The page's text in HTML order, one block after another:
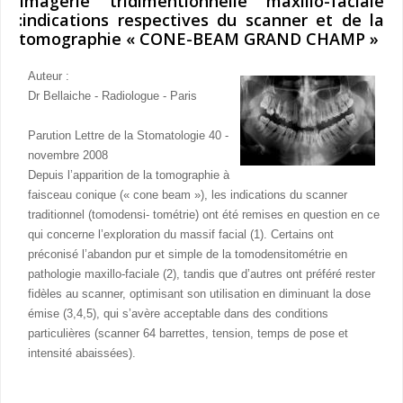
:indications respectives du scanner et de la
tomographie « CONE-BEAM GRAND CHAMP »
Auteur :
Dr Bellaiche - Radiologue - Paris
Parution Lettre de la Stomatologie 40 -
novembre 2008
Depuis l’apparition de la tomographie à
faisceau conique (« cone beam »), les indications du scanner
traditionnel (tomodensi- tométrie) ont été remises en question en ce
qui concerne l’exploration du massif facial (1). Certains ont
préconisé l’abandon pur et simple de la tomodensitométrie en
pathologie maxillo-faciale (2), tandis que d’autres ont préféré rester
fidèles au scanner, optimisant son utilisation en diminuant la dose
émise (3,4,5), qui s’avère acceptable dans des conditions
particulières (scanner 64 barrettes, tension, temps de pose et
intensité abaissées).